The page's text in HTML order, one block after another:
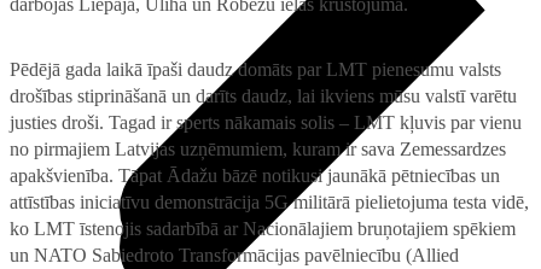
Pēdējā gada laikā īpaši daudz domāts par LMT pienesumu valsts
drošības stiprināšanā un darīts daudz, lai ikviens mūsu valstī varētu
justies droši. Tagad ir sperts nākamais solis – LMT kļuvis par vienu
no pirmajiem Latvijas uzņēmumiem, kuram ir sava Zemessardzes
apakšvienība. Tāpat Ādažu bāzē notikusi jaunākā pētniecības un
attīstības iniciatīvu demonstrācija 5G militārā pielietojuma testa vidē,
ko LMT īstenojis sadarbībā ar Nacionālajiem bruņotajiem spēkiem
un NATO Sabiedroto Transformācijas pavēlniecību (Allied